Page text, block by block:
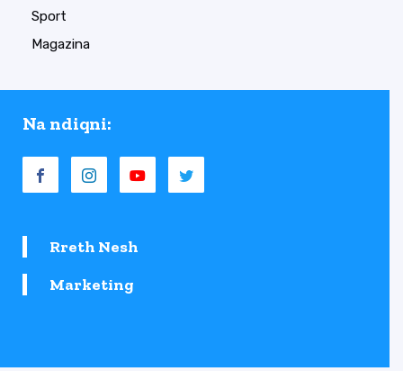
Sport
Magazina
Na ndiqni:
Rreth Nesh
Marketing